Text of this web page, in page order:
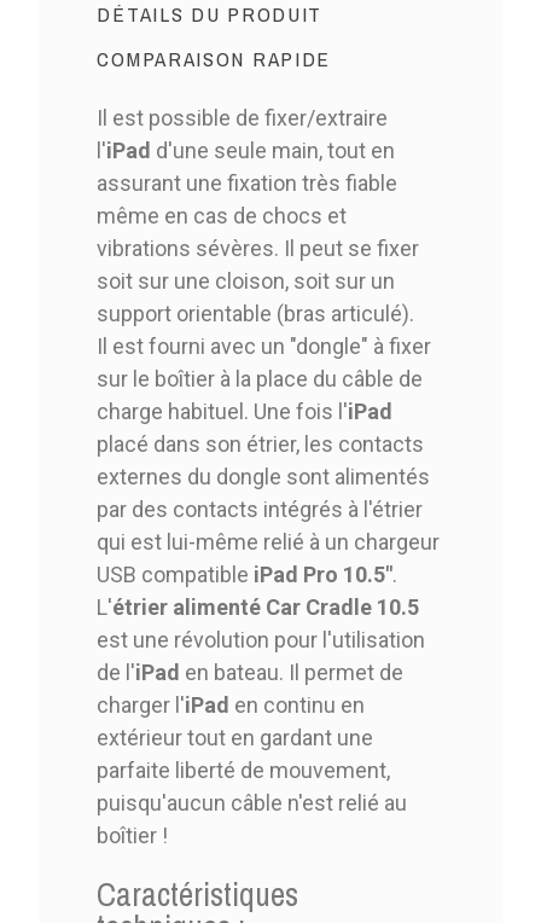
DÉTAILS DU PRODUIT
COMPARAISON RAPIDE
Il est possible de fixer/extraire
l'iPad d'une seule main, tout en
assurant une fixation très fiable
même en cas de chocs et
vibrations sévères. Il peut se fixer
soit sur une cloison, soit sur un
support orientable (bras articulé).
Il est fourni avec un "dongle" à fixer
sur le boîtier à la place du câble de
charge habituel. Une fois l'iPad
placé dans son étrier, les contacts
externes du dongle sont alimentés
par des contacts intégrés à l'étrier
qui est lui-même relié à un chargeur
USB compatible iPad Pro 10.5".
L'étrier alimenté Car Cradle 10.5
est une révolution pour l'utilisation
de l'iPad en bateau. Il permet de
charger l'iPad en continu en
extérieur tout en gardant une
parfaite liberté de mouvement,
puisqu'aucun câble n'est relié au
boîtier !
Caractéristiques